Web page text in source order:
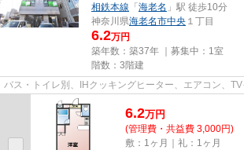
相鉄本線 「海老名 」駅 徒歩10分
神奈川県海老名市中央 １丁目
6.2万円
築年数：築37年 ｜募集中： 1室
階数：3階建
バス・トイレ別、IHクッキングヒーター、エアコン、
6.2万円
(管理費・共益費 3,000円)
敷：1ヶ月｜礼：1ヶ月